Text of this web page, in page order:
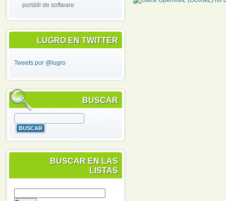
portátil de software
LUGRO EN TWITTER
Tweets por @lugro
BUSCAR
BUSCAR EN LAS
LISTAS